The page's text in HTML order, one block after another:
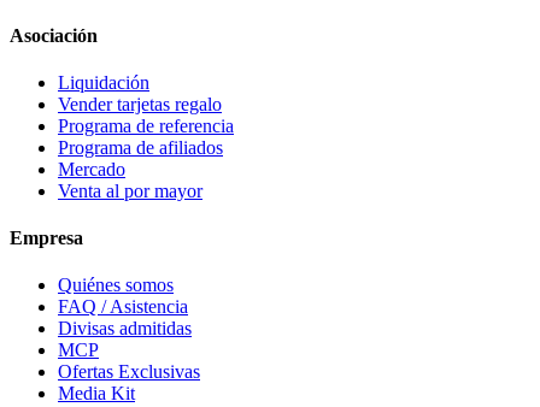
Asociación
Liquidación
Vender tarjetas regalo
Programa de referencia
Programa de afiliados
Mercado
Venta al por mayor
Empresa
Quiénes somos
FAQ / Asistencia
Divisas admitidas
MCP
Ofertas Exclusivas
Media Kit